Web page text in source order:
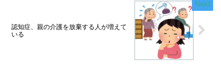
認知症、親の介護を放棄する人が増えて
いる